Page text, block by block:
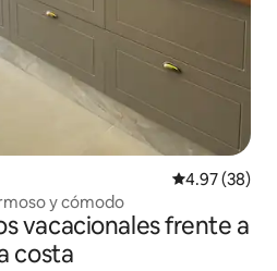
Calificación
4.97 (38)
y cómodo
vacacionales frente a
costa